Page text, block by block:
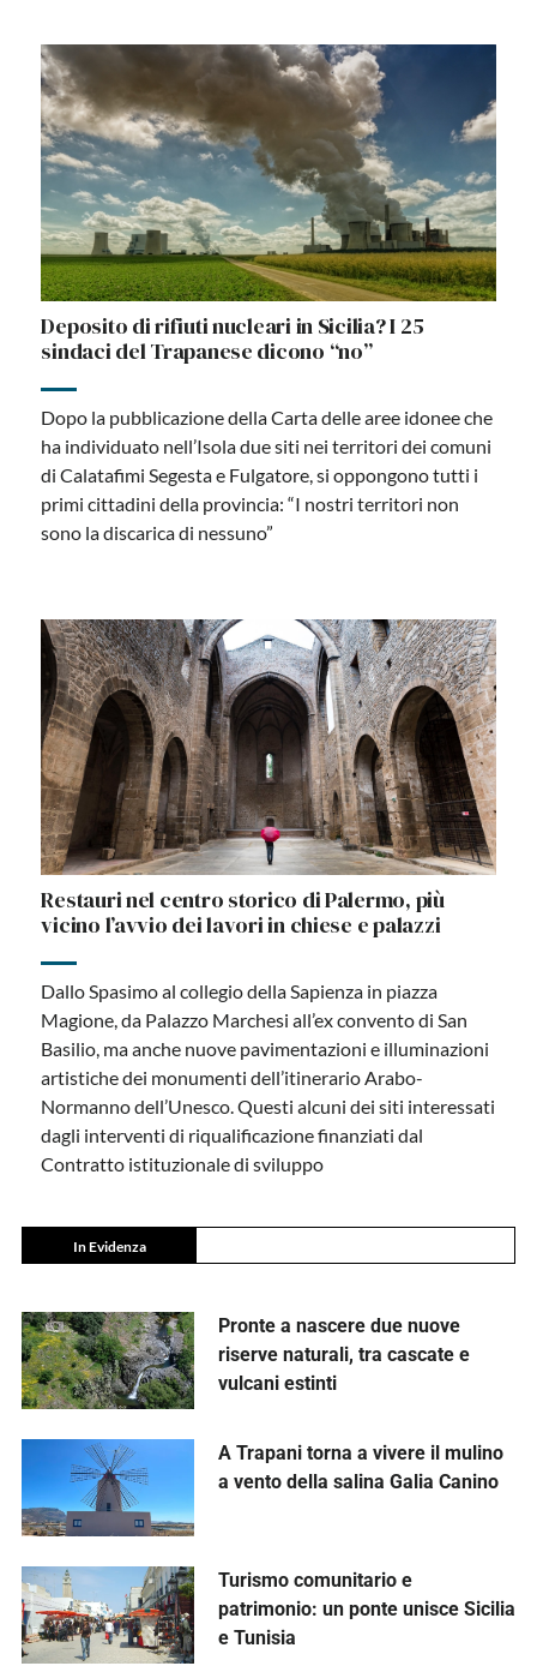
Deposito di rifiuti nucleari in Sicilia? I 25
sindaci del Trapanese dicono “no”
Dopo la pubblicazione della Carta delle aree idonee che
ha individuato nell’Isola due siti nei territori dei comuni
di Calatafimi Segesta e Fulgatore, si oppongono tutti i
primi cittadini della provincia: “I nostri territori non
sono la discarica di nessuno”
Restauri nel centro storico di Palermo, più
vicino l’avvio dei lavori in chiese e palazzi
Dallo Spasimo al collegio della Sapienza in piazza
Magione, da Palazzo Marchesi all’ex convento di San
Basilio, ma anche nuove pavimentazioni e illuminazioni
artistiche dei monumenti dell’itinerario Arabo-
Normanno dell’Unesco. Questi alcuni dei siti interessati
dagli interventi di riqualificazione finanziati dal
Contratto istituzionale di sviluppo
In Evidenza
Pronte a nascere due nuove
riserve naturali, tra cascate e
vulcani estinti
A Trapani torna a vivere il mulino
a vento della salina Galia Canino
Turismo comunitario e
patrimonio: un ponte unisce Sicilia
e Tunisia